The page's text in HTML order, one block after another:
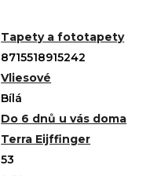
Tapety a fototapety
8715518915242
Vliesové
Bílá
Do 6 dnů u vás doma
Terra Eijffinger
53